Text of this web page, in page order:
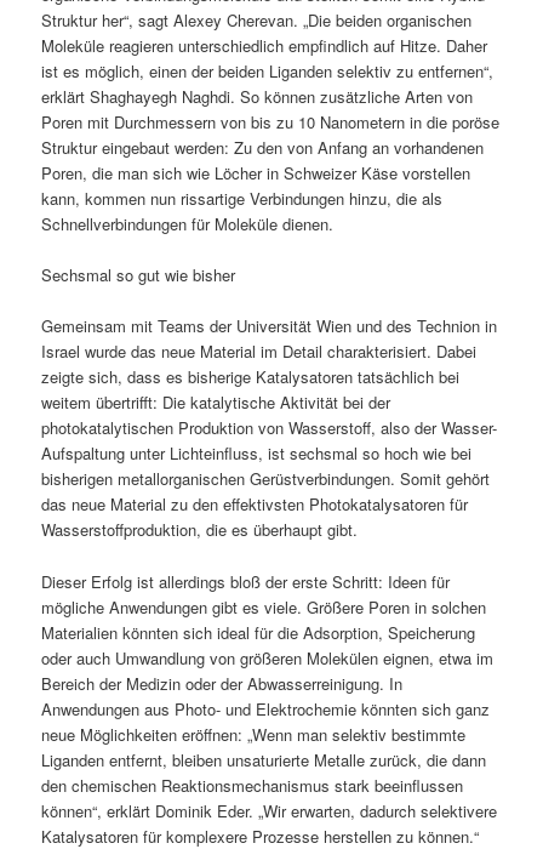
Struktur her“, sagt Alexey Cherevan. „Die beiden organischen
Moleküle reagieren unterschiedlich empfindlich auf Hitze. Daher
ist es möglich, einen der beiden Liganden selektiv zu entfernen“,
erklärt Shaghayegh Naghdi. So können zusätzliche Arten von
Poren mit Durchmessern von bis zu 10 Nanometern in die poröse
Struktur eingebaut werden: Zu den von Anfang an vorhandenen
Poren, die man sich wie Löcher in Schweizer Käse vorstellen
kann, kommen nun rissartige Verbindungen hinzu, die als
Schnellverbindungen für Moleküle dienen.
Sechsmal so gut wie bisher
Gemeinsam mit Teams der Universität Wien und des Technion in
Israel wurde das neue Material im Detail charakterisiert. Dabei
zeigte sich, dass es bisherige Katalysatoren tatsächlich bei
weitem übertrifft: Die katalytische Aktivität bei der
photokatalytischen Produktion von Wasserstoff, also der Wasser-
Aufspaltung unter Lichteinfluss, ist sechsmal so hoch wie bei
bisherigen metallorganischen Gerüstverbindungen. Somit gehört
das neue Material zu den effektivsten Photokatalysatoren für
Wasserstoffproduktion, die es überhaupt gibt.
Dieser Erfolg ist allerdings bloß der erste Schritt: Ideen für
mögliche Anwendungen gibt es viele. Größere Poren in solchen
Materialien könnten sich ideal für die Adsorption, Speicherung
oder auch Umwandlung von größeren Molekülen eignen, etwa im
Bereich der Medizin oder der Abwasserreinigung. In
Anwendungen aus Photo- und Elektrochemie könnten sich ganz
neue Möglichkeiten eröffnen: „Wenn man selektiv bestimmte
Liganden entfernt, bleiben unsaturierte Metalle zurück, die dann
den chemischen Reaktionsmechanismus stark beeinflussen
können“, erklärt Dominik Eder. „Wir erwarten, dadurch selektivere
Katalysatoren für komplexere Prozesse herstellen zu können.“